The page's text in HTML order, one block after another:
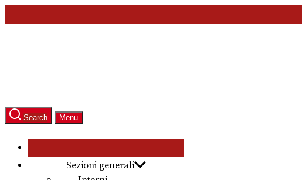
to
Search Menu
Sezioni generali